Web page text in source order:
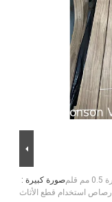
صورة كبيرة :ODM الجوز الطبيعي القشرة 0.5 مم قلم
رصاص استخدام قطع الأثاث